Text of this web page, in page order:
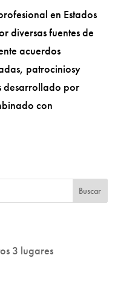
en Estados
diversas fuentes de
acuerdos
patrociniosy
desarrollado por
con
3 lugares